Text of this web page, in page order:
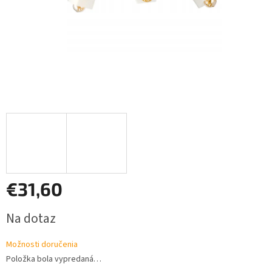
€31,60
cena:
Na dotaz
Možnosti doručenia
Položka bola vypredaná…